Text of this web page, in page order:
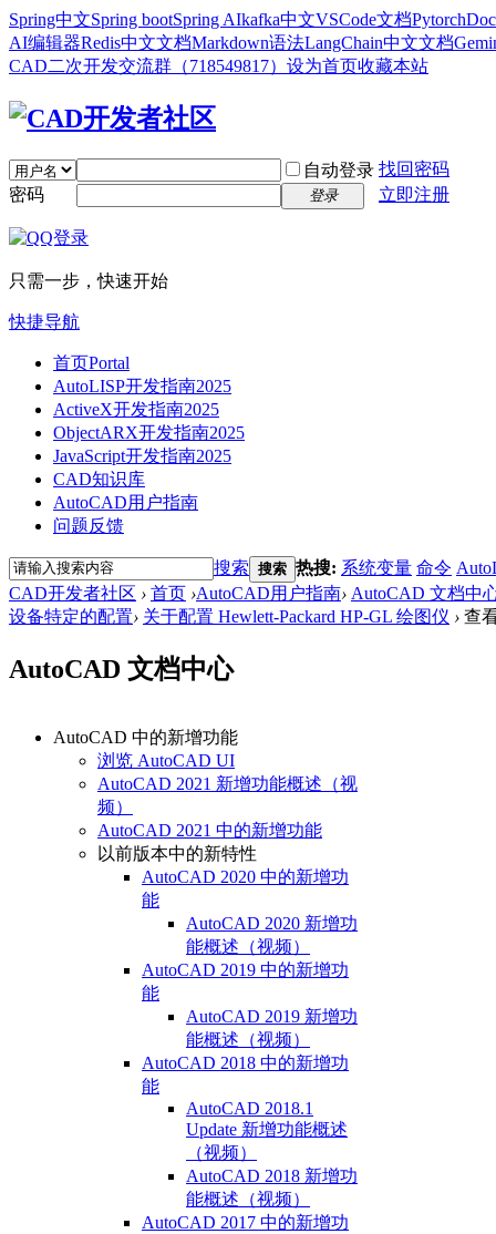
Spring中文Spring bootSpring AIkafka中文VSCode文档Pytorch
AI编辑器Redis中文文档Markdown语法LangChain中文文档
CAD二次开发交流群（718549817） 设为首页收藏本站
自动登录 找回密码
密码
登录 立即注册
只需一步，快速开始
快捷导航
首页Portal
AutoLISP开发指南2025
ActiveX开发指南2025
ObjectARX开发指南2025
JavaScript开发指南2025
CAD知识库
AutoCAD用户指南
问题反馈
搜索 搜索 热搜: 系统变量 命令
CAD开发者社区 › 首页 ›AutoCAD用户指南› AutoCAD 文档中
设备特定的配置› 关于配置 Hewlett-Packard HP-GL 绘图仪 › 查
AutoCAD 文档中心
AutoCAD 中的新增功能
浏览 AutoCAD UI
AutoCAD 2021 新增功能概述（视
频）
AutoCAD 2021 中的新增功能
以前版本中的新特性
AutoCAD 2020 中的新增功
能
AutoCAD 2020 新增功
能概述（视频）
AutoCAD 2019 中的新增功
能
AutoCAD 2019 新增功
能概述（视频）
AutoCAD 2018 中的新增功
能
AutoCAD 2018.1
Update 新增功能概述
（视频）
AutoCAD 2018 新增功
能概述（视频）
AutoCAD 2017 中的新增功